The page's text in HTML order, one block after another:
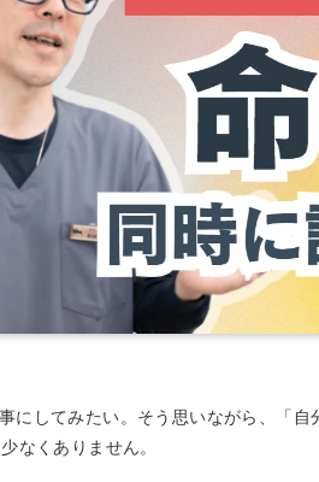
にしてみたい。そう思いながら、「
なくありません。